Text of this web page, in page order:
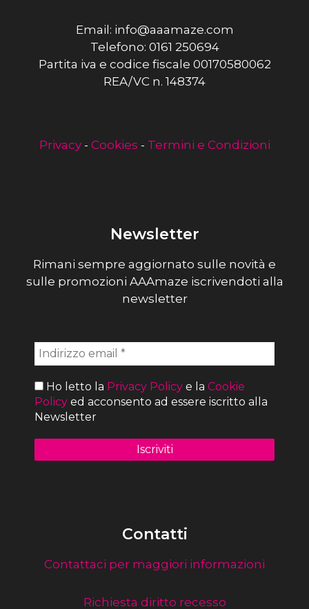
Email: info@aaamaze.com
Telefono: 0161 250694
Partita iva e codice fiscale 00170580062
REA/VC n. 148374
Privacy- Cookies - Termini e Condizioni
Newsletter
Rimani sempre aggiornato sulle novità e
sulle promozioni AAAmaze iscrivendoti alla
newsletter
Ho letto la Privacy Policy e la Cookie
Policy ed acconsento ad essere iscritto alla
Newsletter
Contatti
Contattaci per maggiori informazioni
Richiesta diritto recesso